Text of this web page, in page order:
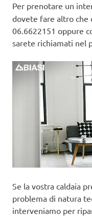
Per prenotare un
dovete fare altro che
06.6622151 oppure
sarete richiamati nel
Se la vostra caldaia
problema di natura
interveniamo per